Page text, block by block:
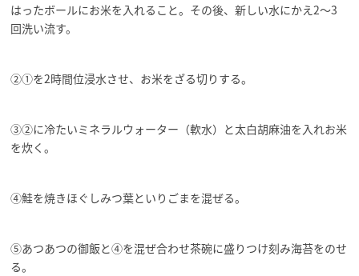
はったボールにお米を入れること。その後、新しい水にかえ2～3
回洗い流す。
②①を2時間位浸水させ、お米をざる切りする。
③②に冷たいミネラルウォーター（軟水）と太白胡麻油を入れお米
を炊く。
④鮭を焼きほぐしみつ葉といりごまを混ぜる。
⑤あつあつの御飯と④を混ぜ合わせ茶碗に盛りつけ刻み海苔をのせ
る。